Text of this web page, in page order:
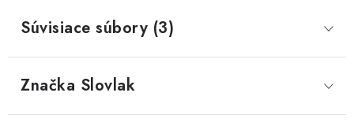
Súvisiace súbory (3)
Značka Slovlak